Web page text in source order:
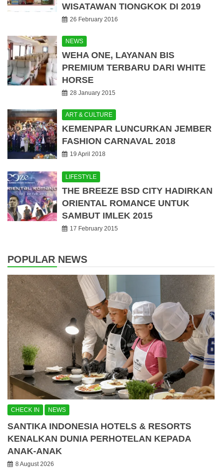
WISATAWAN TIONGKOK DI 2019
26 February 2016
NEWS
WEHA ONE, LAYANAN BIS
PREMIUM TERBARU DARI WHITE
HORSE
28 January 2015
ART & CULTURE
KEMENPAR LUNCURKAN JEMBER
FASHION CARNAVAL 2018
19 April 2018
LIFESTYLE
THE BREEZE BSD CITY HADIRKAN
ORIENTAL ROMANCE UNTUK
SAMBUT IMLEK 2015
17 February 2015
POPULAR NEWS
CHECK IN NEWS
SANTIKA INDONESIA HOTELS & RESORTS
KENALKAN DUNIA PERHOTELAN KEPADA
ANAK-ANAK
8 August 2026